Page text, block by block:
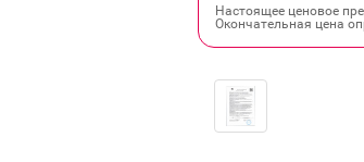
Настоящее ценовое
Окончательная цена